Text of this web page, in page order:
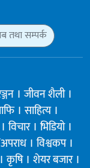
तथा सम्पर्क
जीवन शैली
साहित्य
विचार भिडियो
विश्वकप
कृषि शेयर बजार